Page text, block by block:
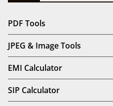
PDF Tools
JPEG & Image Tools
EMI Calculator
SIP Calculator